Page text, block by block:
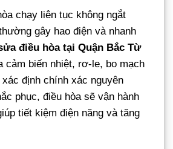
chạy liên tục không ngắt
gây hao điện và nhanh
điều hòa tại Quận Bắc Từ
cảm biến nhiệt, rơ-le, bo mạch
định chính xác nguyên
phục, điều hòa sẽ vận hành
tiết kiệm điện năng và tăng